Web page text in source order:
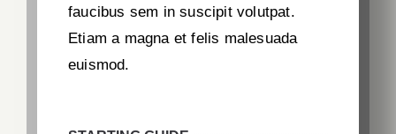
faucibus sem in suscipit volutpat.
Etiam a magna et felis malesuada
euismod.